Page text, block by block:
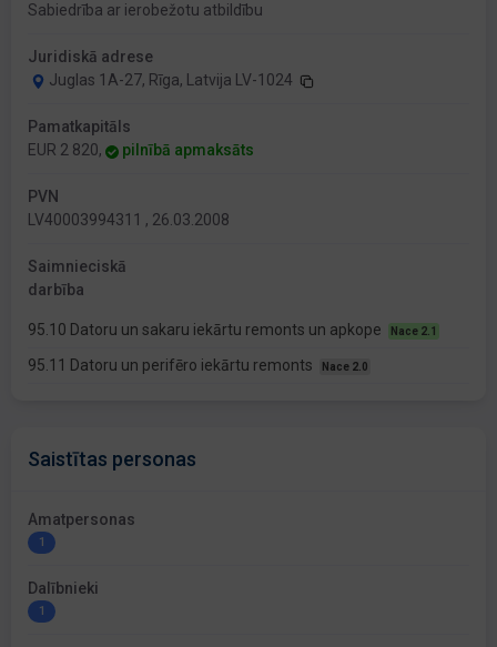
Sabiedrība ar ierobežotu atbildību
Juridiskā adrese
Juglas 1A-27, Rīga, Latvija LV-1024
Pamatkapitāls
EUR 2 820,
pilnībā apmaksāts
PVN
LV40003994311 , 26.03.2008
Saimnieciskā
darbība
95.10 Datoru un sakaru iekārtu remonts un apkope Nace 2.1
95.11 Datoru un perifēro iekārtu remonts Nace 2.0
Saistītas personas
Amatpersonas
1
Dalībnieki
1